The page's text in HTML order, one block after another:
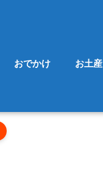
おでかけ お土産